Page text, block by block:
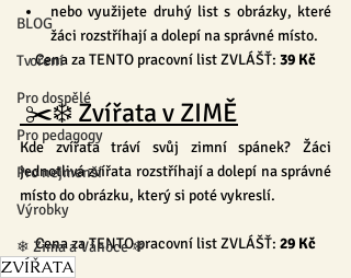
BLOG
Tvoření
Pro dospělé
Pro pedagogy
Pro nejmenší
Výrobky
❄ Zima a Vánoce ❄
nebo využijete druhý list s obrázky, které
žáci rozstříhají a dolepí na správné místo.
Cena za TENTO pracovní list ZVLÁŠŤ: 39 Kč
✂️❄️ Zvířata v ZIMĚ
Kde zvířata tráví svůj zimní spánek? Žáci
jednotlivá zvířata rozstříhají a dolepí na správné
místo do obrázku, který si poté vykreslí.
Cena za TENTO pracovní list ZVLÁŠŤ: 29 Kč
ZVÍŘATA